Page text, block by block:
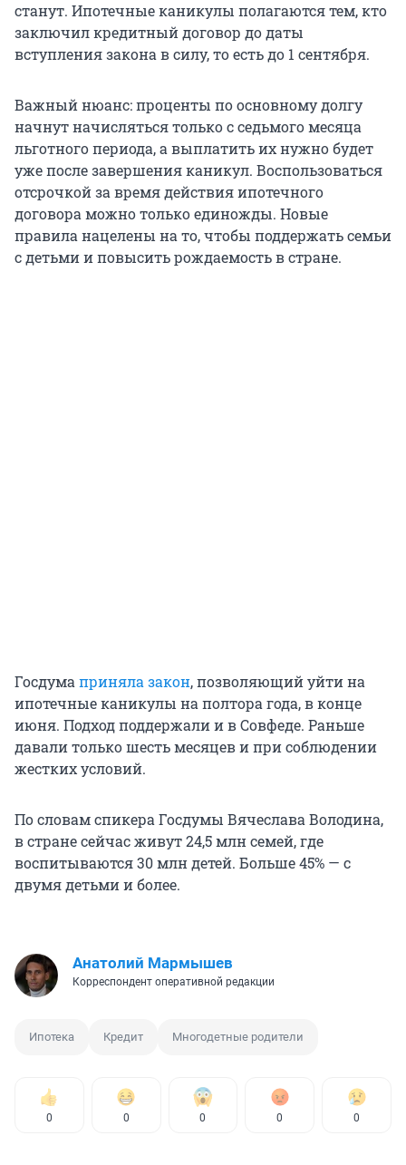
станут. Ипотечные каникулы полагаются тем, кто
заключил кредитный договор до даты
вступления закона в силу, то есть до 1 сентября.
Важный нюанс: проценты по основному долгу
начнут начисляться только с седьмого месяца
льготного периода, а выплатить их нужно будет
уже после завершения каникул. Воспользоваться
отсрочкой за время действия ипотечного
договора можно только единожды. Новые
правила нацелены на то, чтобы поддержать семьи
с детьми и повысить рождаемость в стране.
Госдумаприняла закон, позволяющий уйти на
ипотечные каникулы на полтора года, в конце
июня. Подход поддержали и в Совфеде. Раньше
давали только шесть месяцев и при соблюдении
жестких условий.
По словам спикера Госдумы Вячеслава Володина,
в стране сейчас живут24,5 млнсемей, где
воспитываются30 млндетей. Больше 45% — с
двумя детьми и более.
Анатолий Мармышев
Корреспондент оперативной редакции
Ипотека Кредит Многодетные родители
0 0 0 0 0